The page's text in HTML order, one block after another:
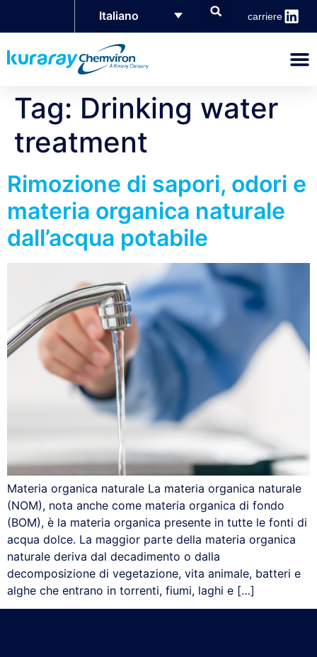
carriere
Italiano
Tag: Drinking water
treatment
Rimozione di sapori, odori e
materia organica naturale
dall’acqua potabile
Materia organica naturale La materia organica naturale
(NOM), nota anche come materia organica di fondo
(BOM), è la materia organica presente in tutte le fonti di
acqua dolce. La maggior parte della materia organica
naturale deriva dal decadimento o dalla
decomposizione di vegetazione, vita animale, batteri e
alghe che entrano in torrenti, fiumi, laghi e […]